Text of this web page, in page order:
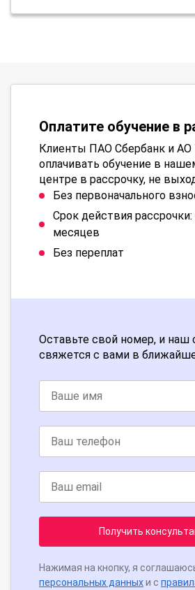
Оплатите обучение в
Клиенты ПАО Сбербанк и АО
оплачивать обучение в
центре в рассрочку, не
Без первоначального
Срок действия рассрочки:
месяцев
Без переплат
Оставьте свой номер, и наш
свяжется с вами в
Получить
Нажимая на кнопку, я
персональных данныхи с